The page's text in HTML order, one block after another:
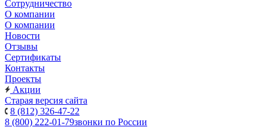
Cотрудничество
О компании
О компании
Новости
Отзывы
Сертификаты
Контакты
Проекты
Акции
Старая версия сайта
8 (812) 326-47-22
8 (800) 222-01-79звонки по России